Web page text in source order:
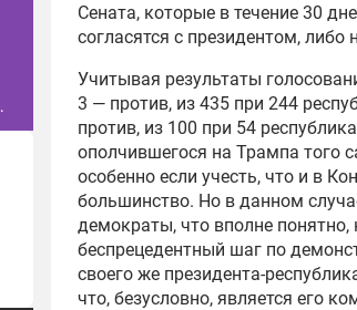
Сената, которые в течение 30
согласятся с президентом, либо
Учитывая результаты
3 — против, из 435 при 244
против, из 100 при 54
ополчившегося на Трампа того
особенно если учесть, что и в
большинство. Но в данном
демократы, что вполне
беспрецедентный шаг по
своего же президента-
что, безусловно, является его